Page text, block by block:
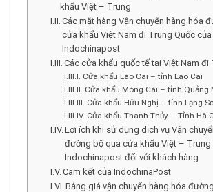
khẩu Việt – Trung
Các mặt hàng Vận chuyển hàng hóa
cửa khẩu Việt Nam đi Trung Quốc của
Indochinapost
Các cửa khẩu quốc tế tại Việt Nam đi
Cửa khẩu Lào Cai – tỉnh Lào Cai
Cửa khẩu Móng Cái – tỉnh Quảng
Cửa khẩu Hữu Nghị – tỉnh Lạng
Cửa khẩu Thanh Thủy – Tỉnh Hà
Lợi ích khi sử dụng dịch vụ Vận
đường bộ qua cửa khẩu Việt – Trung
Indochinapost đối với khách hàng
Cam kết của IndochinaPost
Bảng giá vận chuyển hàng hóa